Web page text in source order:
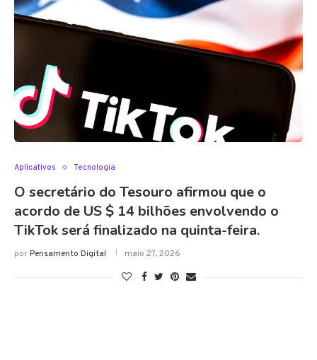
Aplicativos Tecnologia
O secretário do Tesouro afirmou que o
acordo de US $ 14 bilhões envolvendo o
TikTok será finalizado na quinta-feira.
porPensamento Digital maio 27, 2026